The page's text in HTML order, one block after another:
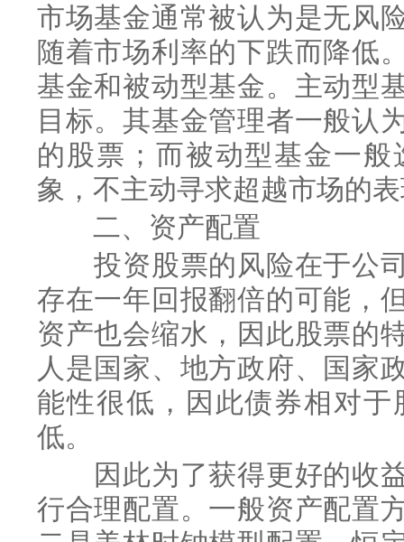
市场基金通常被认为是无风
随着市场利率的下跌而降低
基金和被动型基金。主动型
目标。其基金管理者一般认
的股票；而被动型基金一
象，不主动寻求超越市场的
二、资产配置
投资股票的风险在于公司
存在一年回报翻倍的可能，
资产也会缩水，因此股票的
人是国家、地方政府、国家
能性很低，因此债券相对
低。
因此为了获得更好的收益
行合理配置。一般资产配置